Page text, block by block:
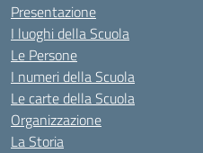
Presentazione
I luoghi della Scuola
Le Persone
I numeri della Scuola
Le carte della Scuola
Organizzazione
La Storia